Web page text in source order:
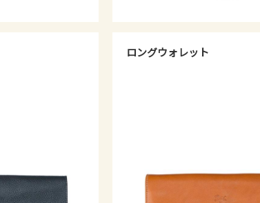
ロングウォレット